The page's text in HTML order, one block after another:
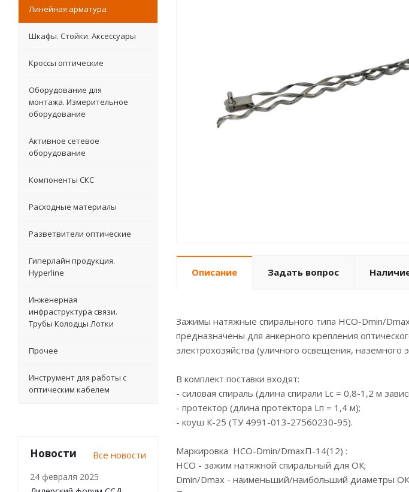
Описание Задать вопрос
Зажимы натяжные спирального типа НСО-Dmin/
предназначены для анкерного крепления
электрохозяйства (уличного освещения,
В комплект поставки входят:
- силовая спираль (длина спирали Lс = 0,8-1,2 м
- протектор (длина протектора Lп = 1,4 м);
- коуш К-25 (ТУ 4991-013-27560230-95).
Маркировка НСО-Dmin/DmaxП-14(12) :
НСО - зажим натяжной спиральный для ОК;
Dmin/Dmax - наименьший/наибольший диаметры
Линейная арматура
Шкафы. Стойки. Аксесcуары
Кроссы оптические
Оборудование для
монтажа. Измерительное
оборудование
Активное сетевое
оборудование
Компоненты СКС
Расходные материалы
Разветвители оптические
Гиперлайн продукция.
Hyperline
Инженерная
инфраструктура связи.
Трубы Колодцы Лотки
Прочее
Инструмент для работы с
оптическим кабелем
Новости Все новости
24 февраля 2025